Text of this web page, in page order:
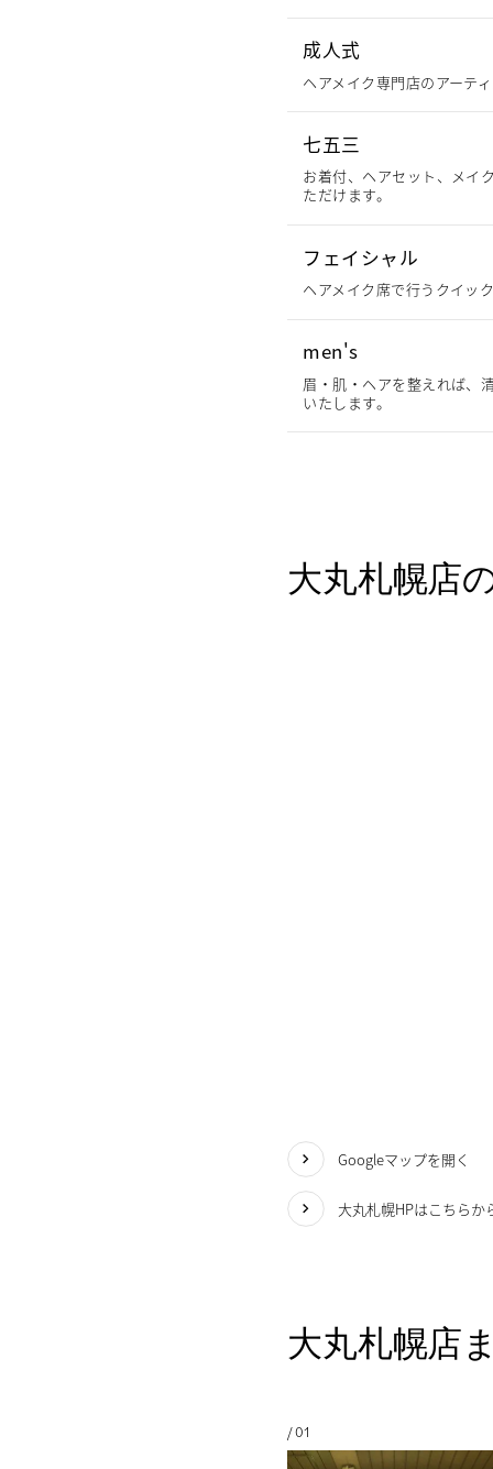
成人式
ヘアメイク専門店のアーテ
七五三
お着付、ヘアセット、メイ
ただけます。
フェイシャル
ヘアメイク席で行うクイッ
men's
眉・肌・ヘアを整えれば、
いたします。
大丸札幌店
Googleマップを開く
大丸札幌HPはこちらか
大丸札幌店